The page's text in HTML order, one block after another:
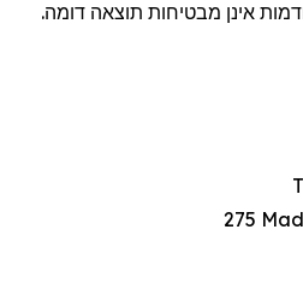
אינן מבטיחות תוצאה דומה.
275